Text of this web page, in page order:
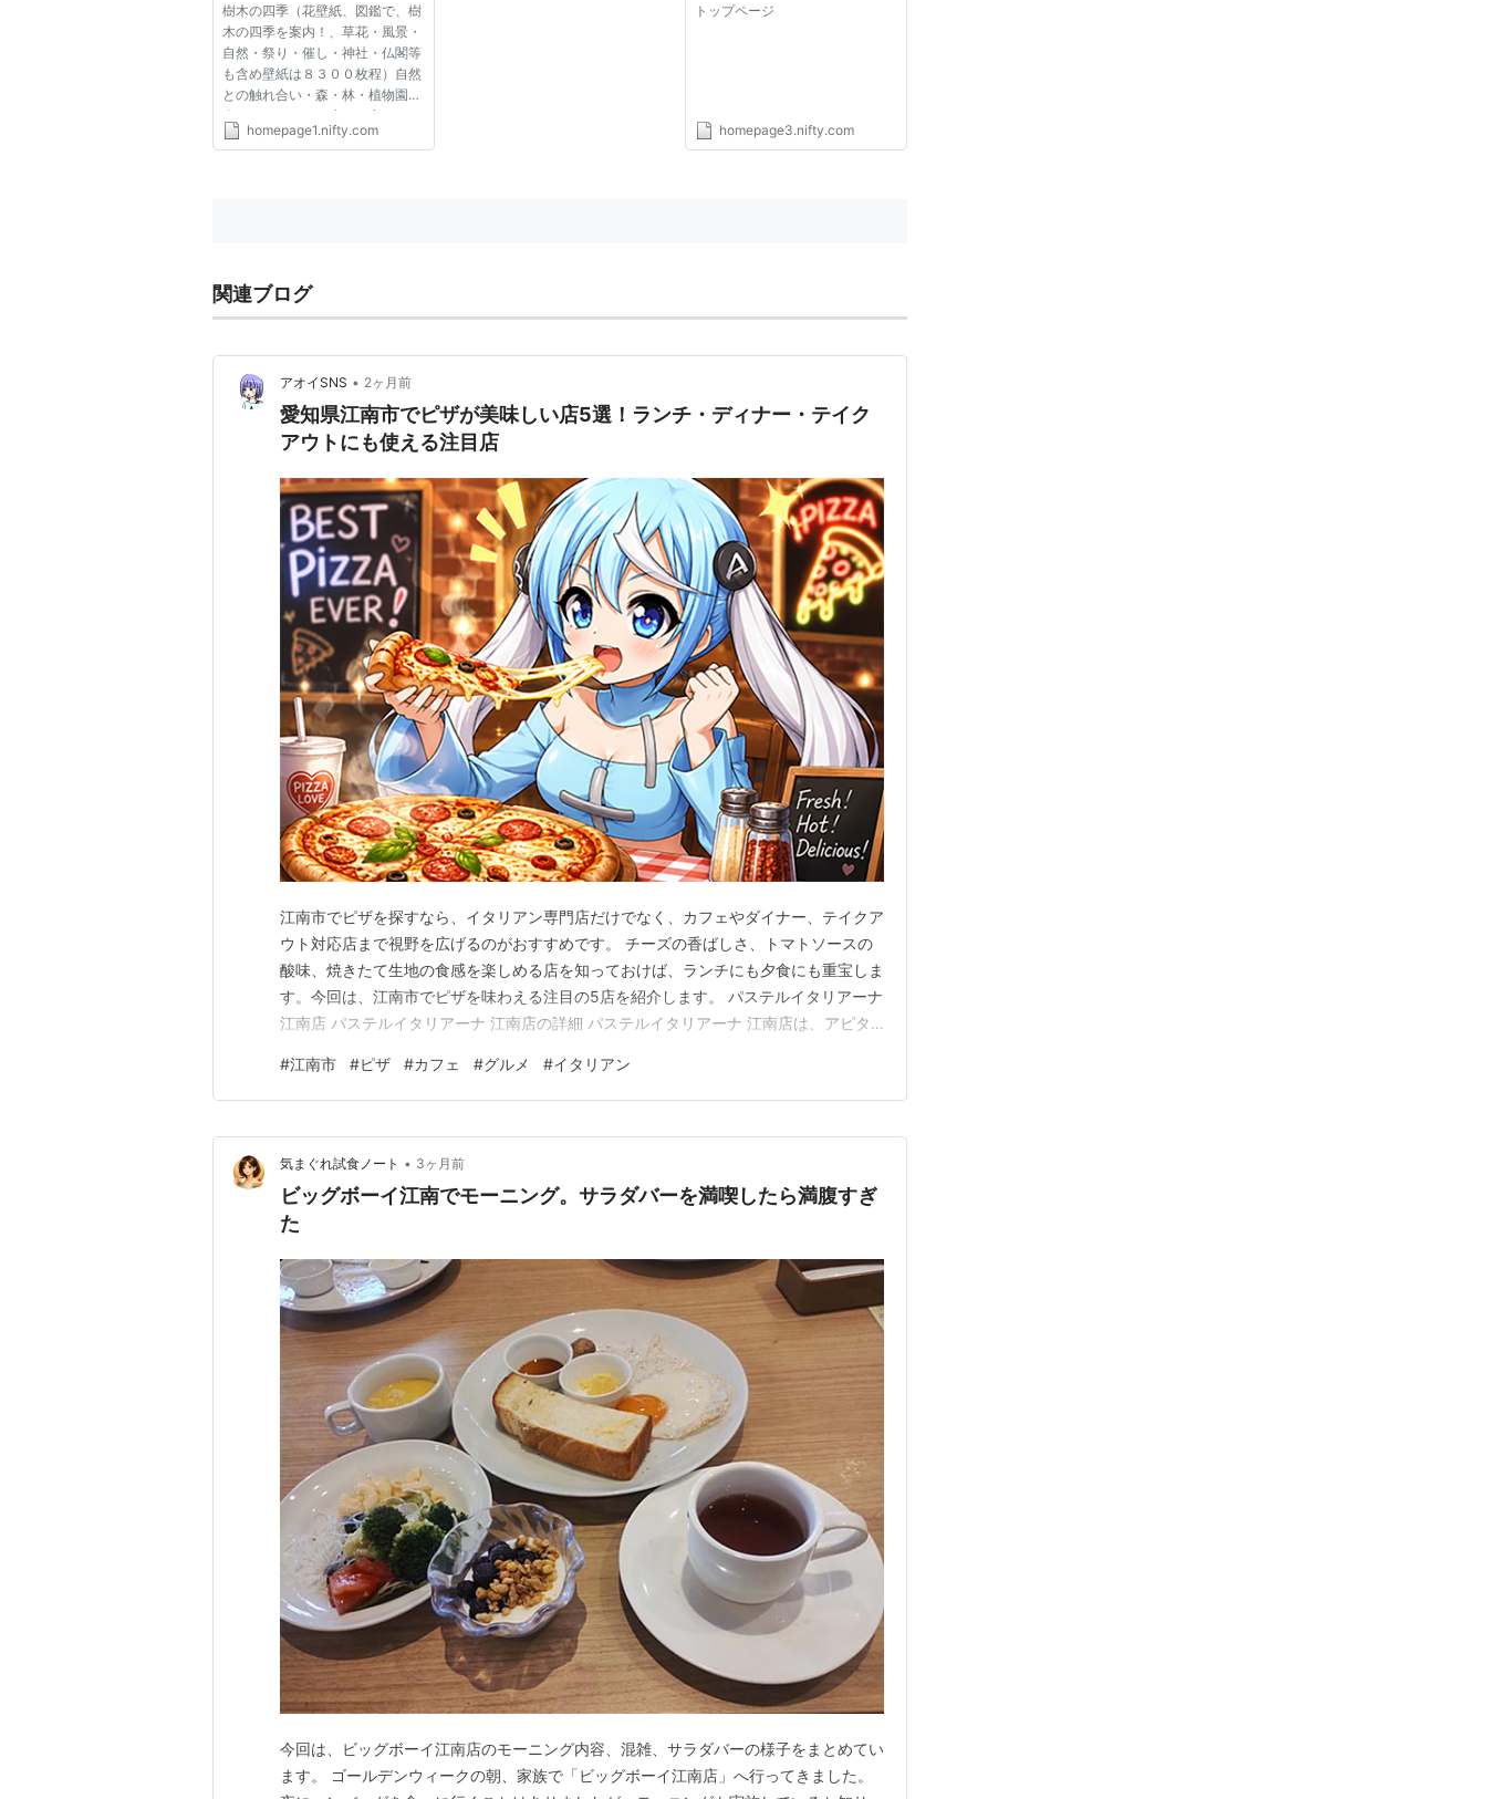
南市と近隣を地域案内）
樹木の四季（花壁紙、図鑑で、樹
木の四季を案内！、草花・風景・
自然・祭り・催し・神社・仏閣等
も含め壁紙は８３００枚程）自然
との触れ合い・森・林・植物園を
楽しむヒントに、癒し・安らぎ・
気分転換、そして、壁紙・グリカ
homepage1.nifty.com
トップページ
homepage3.nifty.com
関連ブログ
アオイSNS • 2ヶ月前
愛知県江南市でピザが美味しい店5選！ランチ・ディナー・テイク
アウトにも使える注目店
江南市でピザを探すなら、イタリアン専門店だけでなく、カフェやダイナー、テイクア
ウト対応店まで視野を広げるのがおすすめです。 チーズの香ばしさ、トマトソースの
酸味、焼きたて生地の食感を楽しめる店を知っておけば、ランチにも夕食にも重宝しま
す。今回は、江南市でピザを味わえる注目の5店を紹介します。 パステルイタリアーナ
江南店 パステルイタリアーナ 江南店の詳細 パステルイタリアーナ 江南店は、アピタ
店舗情報では、トマトソースにこだわったパスタとピッツァの専門店として紹介されて
おり、買い物ついでのランチや家族での食事にも…
#江南市 #ピザ #カフェ #グルメ #イタリアン
気まぐれ試食ノート • 3ヶ月前
ビッグボーイ江南でモーニング。サラダバーを満喫したら満腹すぎ
た
今回は、ビッグボーイ江南店のモーニング内容、混雑、サラダバーの様子をまとめてい
ます。 ゴールデンウィークの朝、家族で「ビッグボーイ江南店」へ行ってきました。